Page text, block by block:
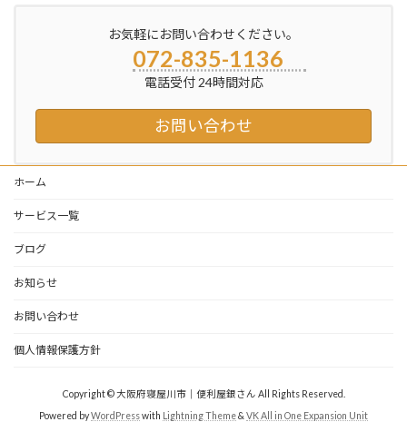
お気軽にお問い合わせください。
072-835-1136
電話受付 24時間対応
お問い合わせ
ホーム
サービス一覧
ブログ
お知らせ
お問い合わせ
個人情報保護方針
Copyright © 大阪府寝屋川市｜便利屋銀さん All Rights Reserved.
Powered byWordPresswith Lightning Theme& VK All in One Expansion Unit